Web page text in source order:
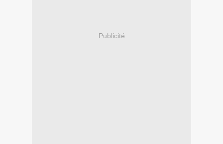
Publicité